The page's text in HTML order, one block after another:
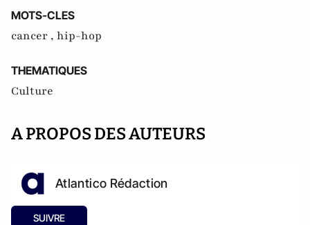
MOTS-CLES
cancer , hip-hop
THEMATIQUES
Culture
A PROPOS DES AUTEURS
Atlantico Rédaction
SUIVRE